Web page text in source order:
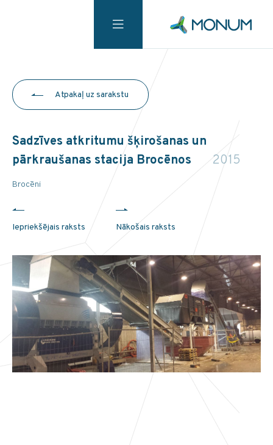
Atpakaļ uz sarakstu
Sadzīves atkritumu šķirošanas un
pārkraušanas stacija Brocēnos
2015
Brocēni
Iepriekšējais raksts Nākošais raksts